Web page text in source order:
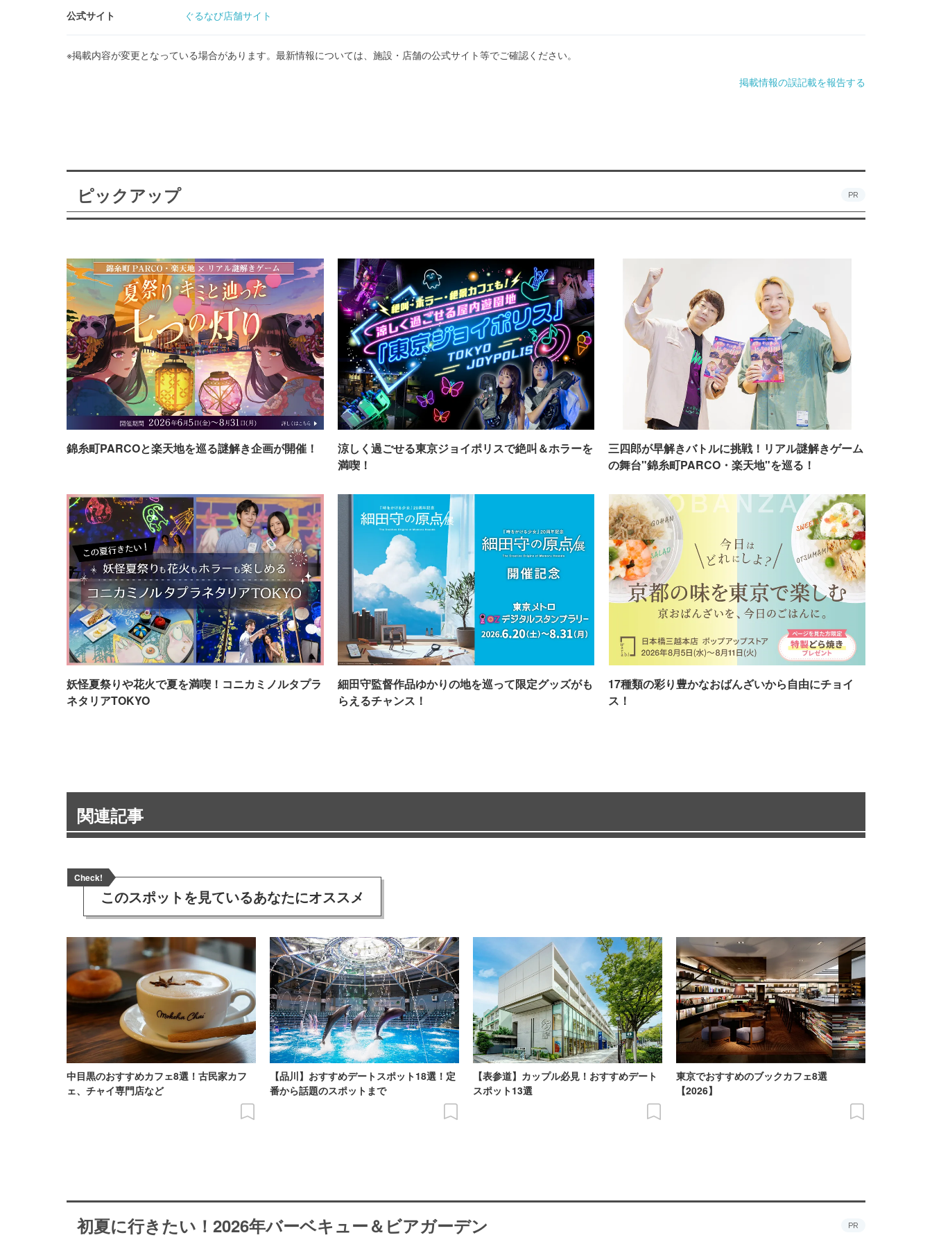
公式サイト ぐるなび店舗サイト
※掲載内容が変更となっている場合があります。最新情報については、施設・店舗の公式サイト等でご確認ください。
掲載情報の誤記載を報告する
ピックアップ PR
錦糸町PARCOと楽天地を巡る謎解き企画が開催！
涼しく過ごせる東京ジョイポリスで絶叫＆ホラーを
満喫！
三四郎が早解きバトルに挑戦！リアル謎解きゲーム
の舞台"錦糸町PARCO・楽天地"を巡る！
妖怪夏祭りや花火で夏を満喫！コニカミノルタプラ
ネタリアTOKYO
細田守監督作品ゆかりの地を巡って限定グッズがも
らえるチャンス！
17種類の彩り豊かなおばんざいから自由にチョイ
ス！
関連記事
Check!
このスポットを見ているあなたにオススメ
中目黒のおすすめカフェ8選！古民家カフ
ェ、チャイ専門店など
【品川】おすすめデートスポット18選！定
番から話題のスポットまで
【表参道】カップル必見！おすすめデート
スポット13選
東京でおすすめのブックカフェ8選
【2026】
初夏に行きたい！2026年バーベキュー＆ビアガーデン PR